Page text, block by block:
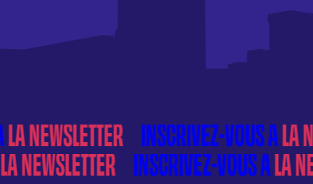
LA NEWSLETTER
LA NEWSLETTER